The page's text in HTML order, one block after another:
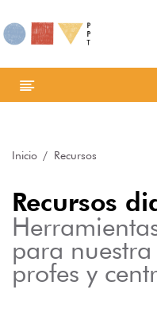
Inicio Recursos
Recursos
para
profes y